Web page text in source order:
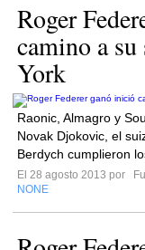
Roger
camino a
York
Raonic, Almagro y
Novak Djokovic, el
Berdych cumplieron
El 28 agosto 2013 por
NONE